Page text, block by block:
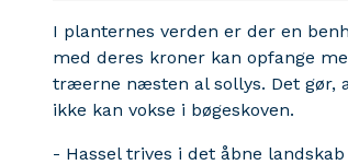
I planternes verden er der en
med deres kroner kan opfange
træerne næsten al sollys. Det gør,
ikke kan vokse i bøgeskoven.
- Hassel trives i det åbne